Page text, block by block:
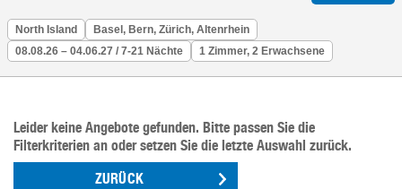
North Island
Basel, Bern, Zürich, Altenrhein
08.08.26 – 04.06.27 / 7-21 Nächte
1 Zimmer, 2 Erwachsene
Leider keine Angebote gefunden. Bitte passen Sie die
Filterkriterien an oder setzen Sie die letzte Auswahl zurück.
ZURÜCK